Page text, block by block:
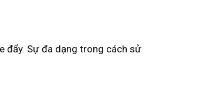
đẩy. Sự đa dạng trong cách sử